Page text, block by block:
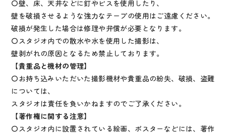
〇壁、床、天井などに釘やビスを使用したり、
壁を破損させるような強力なテープの使用はご遠慮ください。
破損が発生した場合は修理や弁償が必要となります。
〇スタジオ内での散水や水を使用した撮影は、
壁剥がれの原因となるため禁止しております。
【貴重品と機材の管理】
〇お持ち込みいただいた撮影機材や貴重品の紛失、破損、盗難
については、
スタジオは責任を負いかねますのでご了承ください。
【著作権に関する注意】
〇スタジオ内に設置されている絵画、ポスターなどには、著作